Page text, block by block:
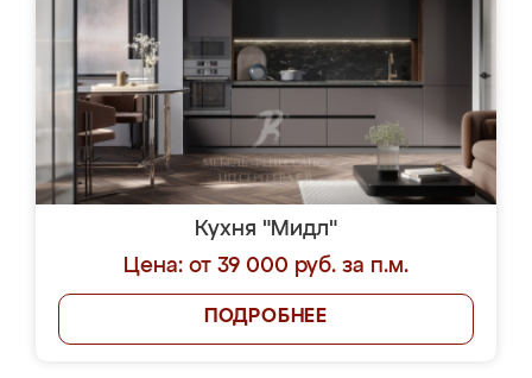
Кухня "Мидл"
Цена: от 39 000 руб. за п.м.
ПОДРОБНЕЕ